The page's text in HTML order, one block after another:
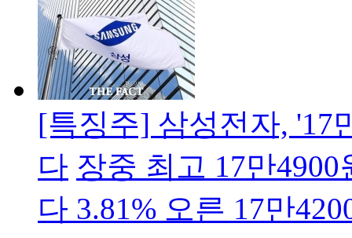
[특징주] 삼성전자, '17
다 장중 최고 17만
다 3.81% 오른 17만